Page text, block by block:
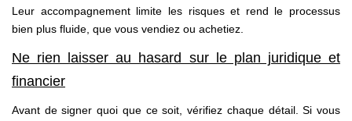
Leur accompagnement limite les risques et rend le processus
bien plus fluide, que vous vendiez ou achetiez.
Ne rien laisser au hasard sur le plan juridique et
financier
Avant de signer quoi que ce soit, vérifiez chaque détail. Si vous